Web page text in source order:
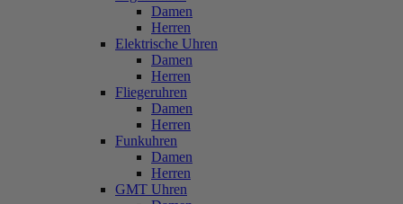
Damen
Herren
Elektrische Uhren
Damen
Herren
Fliegeruhren
Damen
Herren
Funkuhren
Damen
Herren
GMT Uhren